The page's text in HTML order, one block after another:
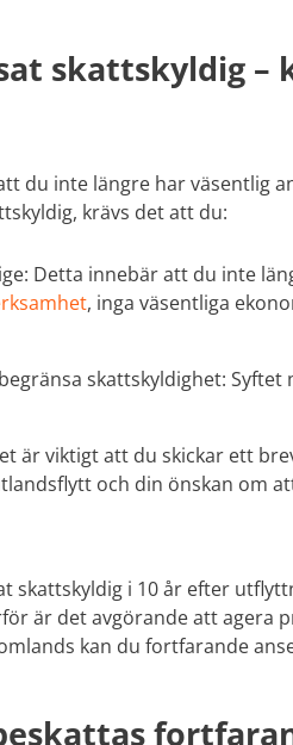
skattskyldig –
du inte längre har väsentlig
krävs det att du:
Detta innebär att du inte
, inga väsentliga
skattskyldighet: Syftet
är viktigt att du skickar ett
och din önskan om
skattskyldig i 10 år efter
är det avgörande att agera
kan du fortfarande